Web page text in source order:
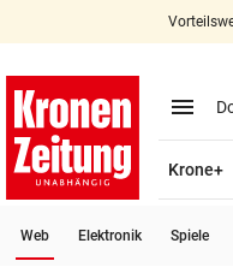
account_circle Anmelden
pin_drop
menu
Krone+
Web Elektronik Spiele